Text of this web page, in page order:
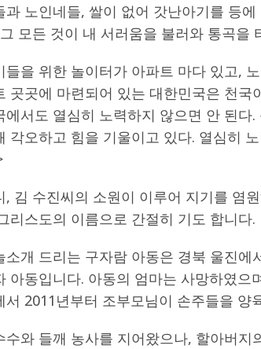
과 노인네들, 쌀이 없어 갓난아기를 등
모든 것이 내 서러움을 불러와 통곡을
들을 위한 놀이터가 아파트 마다 있고,
곳곳에 마련되어 있는 대한민국은 천국
에서도 열심히 노력하지 않으면 안 된다
각오하고 힘을 기울이고 있다. 열심히
, 김 수진씨의 소원이 이루어 지기를 염
리스도의 이름으로 간절히 기도 합니다.
소개 드리는 구자람 아동은 경북 울진
아동입니다. 아동의 엄마는 사망하였
서 2011년부터 조부모님이 손주들을 양
수와 들깨 농사를 지어왔으나, 할아버